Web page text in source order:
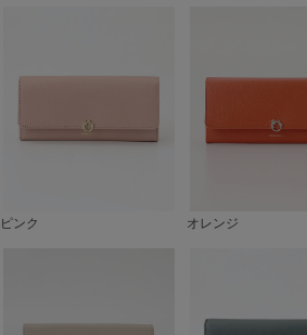
ピンク オレンジ